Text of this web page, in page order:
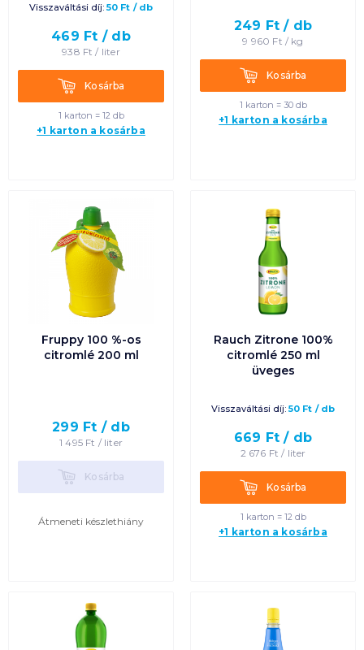
Visszaváltási díj: 50Ft / db
469 Ft / db
938 Ft / liter
KosárbaKosárba
1 karton = 12 db
+1 karton a kosárba
249 Ft / db
9 960 Ft / kg
KosárbaKosárba
1 karton = 30 db
+1 karton a kosárba
Fruppy 100 %-os
citromlé 200 ml
299 Ft / db
1 495Ft / liter
KosárbaKosárba
Átmeneti készlethiány
Rauch Zitrone 100%
citromlé 250 ml
üveges
Visszaváltási díj: 50Ft / db
669 Ft / db
2 676 Ft / liter
KosárbaKosárba
1 karton = 12 db
+1 karton a kosárba